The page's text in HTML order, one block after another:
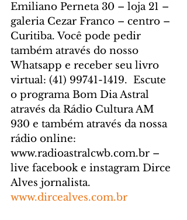
Emiliano Perneta 30 – loja 21 –
galeria Cezar Franco – centro –
Curitiba. Você pode pedir
também através do nosso
Whatsapp e receber seu livro
virtual: (41) 99741-1419. Escute
o programa Bom Dia Astral
através da Rádio Cultura AM
930 e também através da nossa
rádio online:
www.radioastralcwb.com.br –
live facebook e instagram Dirce
Alves jornalista.
www.dircealves.com.br